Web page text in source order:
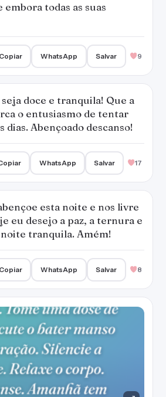
todas as suas
Copiar WhatsApp Salvar 9
doce e tranquila! Que a
o entusiasmo de tentar
dias. Abençoado descanso!
WhatsApp Salvar 17
esta noite e nos livre
eu desejo a paz, a ternura e
noite tranquila. Amém!
Copiar WhatsApp Salvar 8